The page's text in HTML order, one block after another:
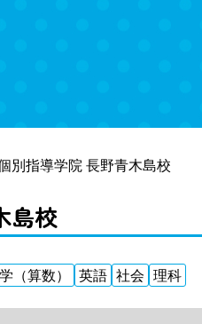
別指導学院 長野青木島校
島校
（算数） 英語 社会 理科